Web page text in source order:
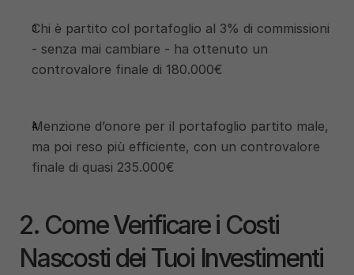
Chi è partito col portafoglio al 3% di commissioni
- senza mai cambiare - ha ottenuto un
controvalore finale di 180.000€
Menzione d’onore per il portafoglio partito male,
ma poi reso più efficiente, con un controvalore
finale di quasi 235.000€
2. Come Verificare i Costi
Nascosti dei Tuoi Investimenti